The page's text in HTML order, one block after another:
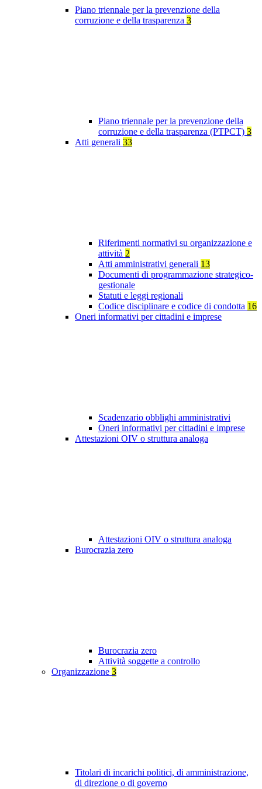
Piano triennale per la prevenzione della
corruzione e della trasparenza 3
Piano triennale per la prevenzione della
corruzione e della trasparenza (PTPCT) 3
Atti generali 33
Riferimenti normativi su organizzazione e
attività 2
Atti amministrativi generali 13
Documenti di programmazione strategico-
gestionale
Statuti e leggi regionali
Codice disciplinare e codice di condotta 16
Oneri informativi per cittadini e imprese
Scadenzario obblighi amministrativi
Oneri informativi per cittadini e imprese
Attestazioni OIV o struttura analoga
Attestazioni OIV o struttura analoga
Burocrazia zero
Burocrazia zero
Attività soggette a controllo
Organizzazione 3
Titolari di incarichi politici, di amministrazione,
di direzione o di governo